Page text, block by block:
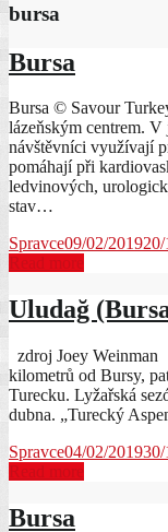
bursa
Bursa
Bursa © Savour
lázeňským centrem.
návštěvníci využívají
pomáhají při
ledvinových,
stav…
Spravce09/02/201920/
Read more
Uludağ
zdroj Joey
kilometrů od Bursy,
Turecku. Lyžařská
dubna. „Turecký
Spravce04/02/201930/
Read more
Bursa